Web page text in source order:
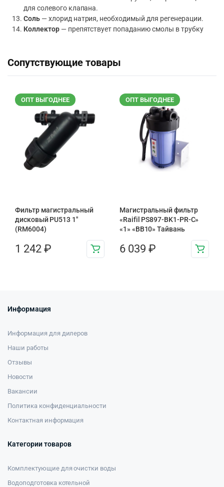
для солевого клапана.
Соль— хлорид натрия, необходимый для регенерации.
Коллектор— препятствует попаданию смолы в трубку
Сопутствующие товары
ОПТ ВЫГОДНЕЕ
Фильтр магистральный
дисковый PU513 1″
(RM6004)
1 242 ₽
ОПТ ВЫГОДНЕЕ
Магистральный фильтр
«Raifil PS897-BK1-PR-С»
«1» «BB10» Тайвань
6 039 ₽
Информация
Информация для дилеров
Наши работы
Отзывы
Новости
Вакансии
Политика конфиденциальности
Контактная информация
Категории товаров
Комплектующие для очистки воды
Водоподготовка котельной